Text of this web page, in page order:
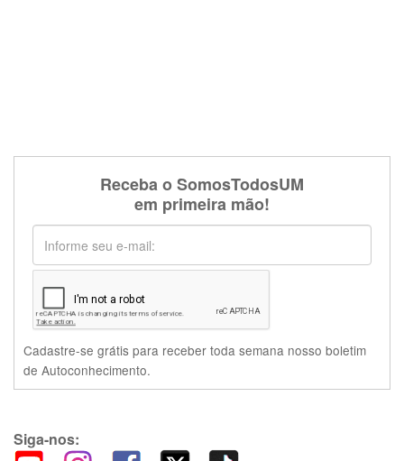
Receba o SomosTodosUM
em primeira mão!
Cadastre-se grátis para receber toda semana nosso boletim
de Autoconhecimento.
Siga-nos: